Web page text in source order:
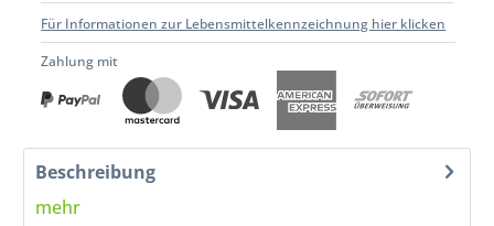
Für Informationen zur Lebensmittelkennzeichnung hier klicken
Zahlung mit
Beschreibung
mehr